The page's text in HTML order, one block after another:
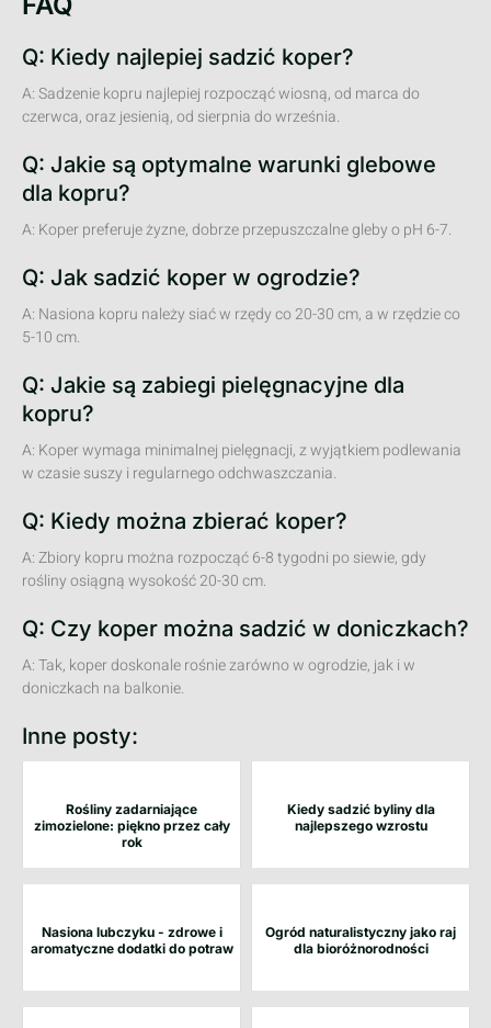
Q: Kiedy najlepiej sadzić koper?
A: Sadzenie kopru najlepiej rozpocząć wiosną, od marca do
czerwca, oraz jesienią, od sierpnia do września.
Q: Jakie są optymalne warunki glebowe
dla kopru?
A: Koper preferuje żyzne, dobrze przepuszczalne gleby o pH 6-7.
Q: Jak sadzić koper w ogrodzie?
A: Nasiona kopru należy siać w rzędy co 20-30 cm, a w rzędzie co
5-10 cm.
Q: Jakie są zabiegi pielęgnacyjne dla
kopru?
A: Koper wymaga minimalnej pielęgnacji, z wyjątkiem podlewania
w czasie suszy i regularnego odchwaszczania.
Q: Kiedy można zbierać koper?
A: Zbiory kopru można rozpocząć 6-8 tygodni po siewie, gdy
rośliny osiągną wysokość 20-30 cm.
Q: Czy koper można sadzić w doniczkach?
A: Tak, koper doskonale rośnie zarówno w ogrodzie, jak i w
doniczkach na balkonie.
Inne posty:
Rośliny zadarniające
zimozielone: piękno przez cały
rok
Kiedy sadzić byliny dla
najlepszego wzrostu
Nasiona lubczyku - zdrowe i
aromatyczne dodatki do potraw
Ogród naturalistyczny jako raj
dla bioróżnorodności